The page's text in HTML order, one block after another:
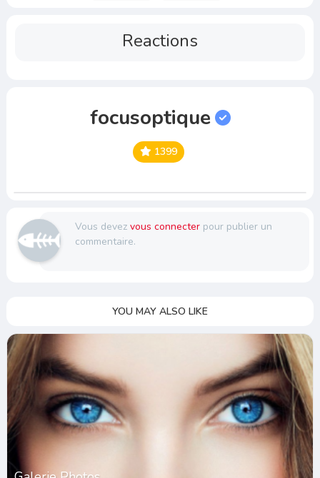
Reactions
focusoptique
1399
Vous devez vous connecterpour publier un
commentaire.
YOU MAY ALSO LIKE